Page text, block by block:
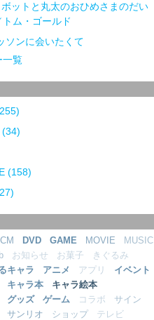
ットと丸太のおひめさまのだい
ム・ゴールド
ソンに会いたくて
一覧
(34)
(158)
CM DVD GAME MOVIE
MUSIC
お知らせ お菓子
きぐるみ
キャラ アニメ アプリ
イベント
キャラ本
キャラ絵本
グッズ ゲーム コラボ
サイン
サンリオ ショップ
テレビ